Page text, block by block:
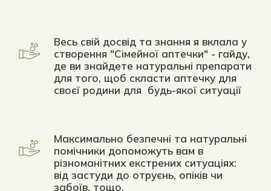
Весь свій досвід та знання я вклала у
створення "Сімейної аптечки" - гайду,
де ви знайдете натуральні препарати
для того, щоб скласти аптечку для
своєї родини для  будь-якої ситуації
Максимально безпечні та натуральні
помічники допоможуть вам в
різноманітних екстрених ситуаціях:
від застуди до отруєнь, опіків чи
забоїв, тощо.